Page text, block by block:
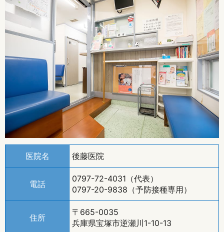
医院名 後藤医院
電話
0797-72-4031 （代表）
0797-20-9838 （予防接種専用）
住所
〒665-0035
兵庫県宝塚市逆瀬川1-10-13